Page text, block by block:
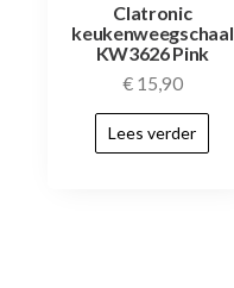
Clatronic
keukenweegschaal
KW3626 Pink
€15,90
Lees verder